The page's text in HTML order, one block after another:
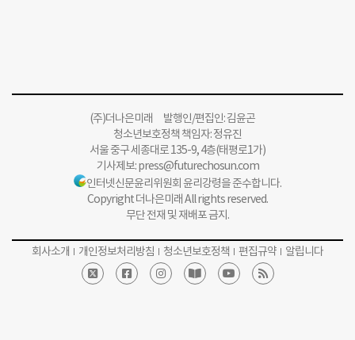
(주)더나은미래 발행인/편집인: 김윤곤
청소년보호정책 책임자: 정유진
서울 중구 세종대로 135-9, 4층(태평로1가)
기사제보:press@futurechosun.com
인터넷신문윤리위원회 윤리강령을 준수합니다.
Copyright 더나은미래 All rights reserved.
무단 전재 및 재배포 금지.
회사소개 개인정보처리방침 청소년보호정책 편집규약 알립니다